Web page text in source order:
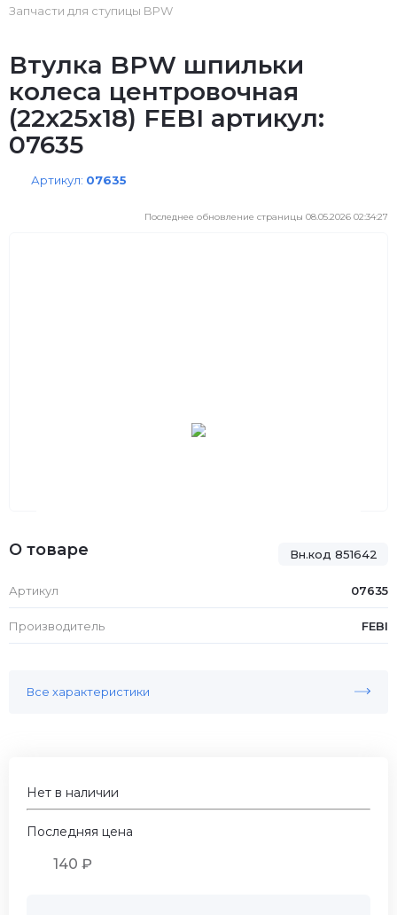
Запчасти для ступицы BPW
Втулка BPW шпильки
колеса центровочная
(22x25x18) FEBI артикул:
07635
Артикул: 07635
Последнее обновление страницы 08.05.2026 02:34:27
Вн.код 851642
О товаре
Артикул 07635
Производитель FEBI
Все характеристики
Нет в наличии
Последняя цена
140 ₽